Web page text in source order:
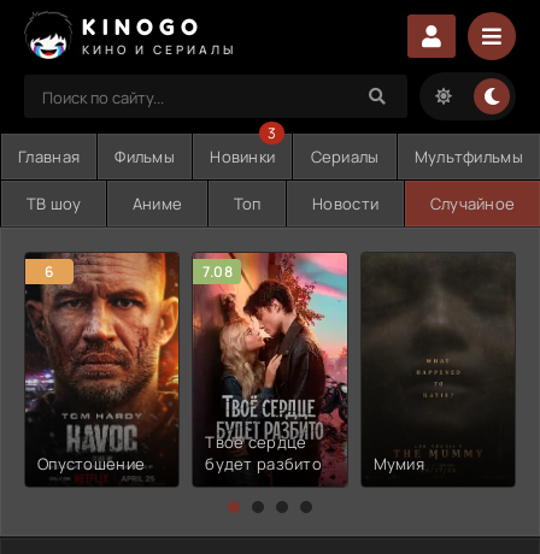
KINOGO
КИНО И СЕРИАЛЫ
Главная Фильмы Новинки
3
Сериалы Мультфильмы
ТВ шоу Аниме Топ Новости Случайное
6
Опустошение
7.08
Твоё сердце
будет разбито
Мумия